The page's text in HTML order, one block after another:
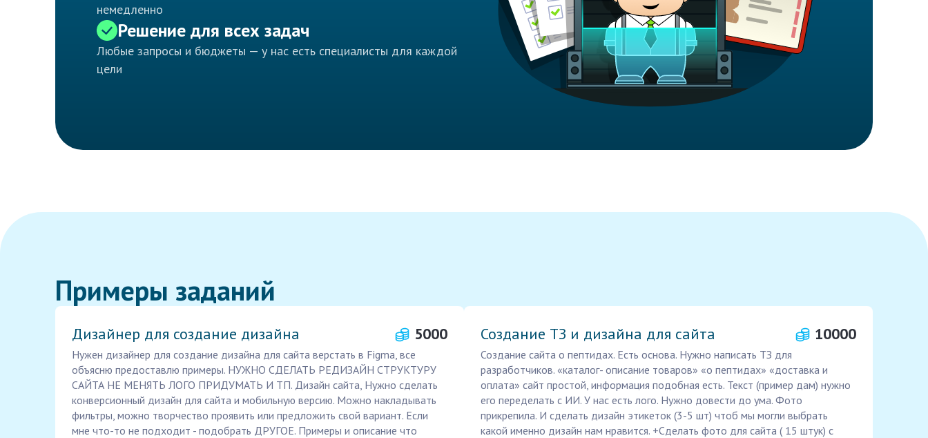
немедленно
Решение для всех задач
Любые запросы и бюджеты — у нас есть специалисты для каждой
цели
Примеры заданий
Дизайнер для создание дизайна 5000
Нужен дизайнер для создание дизайна для сайта верстать в Figma, все
объясню предоставлю примеры. НУЖНО СДЕЛАТЬ РЕДИЗАЙН СТРУКТУРУ
САЙТА НЕ МЕНЯТЬ ЛОГО ПРИДУМАТЬ И ТП. Дизайн сайта, Нужно сделать
конверсионный дизайн для сайта и мобильную версию. Можно накладывать
фильтры, можно творчество проявить или предложить свой вариант. Если
мне что-то не подходит - подобрать ДРУГОЕ. Примеры и описание что
Создание ТЗ и дизайна для сайта 10000
Создание сайта о пептидах. Есть основа. Нужно написать ТЗ для
разработчиков. «каталог- описание товаров» «о пептидах» «доставка и
оплата» сайт простой, информация подобная есть. Текст (пример дам) нужно
его переделать с ИИ. У нас есть лого. Нужно довести до ума. Фото
прикрепила. И сделать дизайн этикеток (3-5 шт) чтоб мы могли выбрать
какой именно дизайн нам нравится. +Сделать фото для сайта ( 15 штук) с